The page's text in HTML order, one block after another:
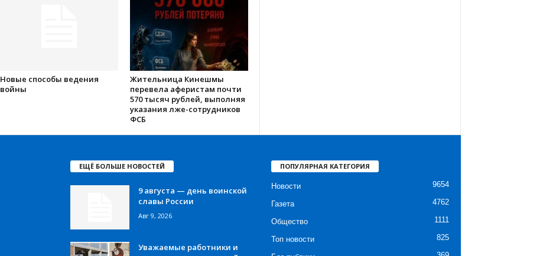
Новые способы ведения
войны
Жительница Кинешмы
перевела аферистам почти
570 тысяч рублей, выполняя
указания лже-сотрудников
ФСБ
ЕЩЁ БОЛЬШЕ НОВОСТЕЙ
9 августа — день воинской
славы России
Авг 9, 2026
Уважаемые работники и
ПОПУЛЯРНАЯ КАТЕГОРИЯ
Новости 9654
Газета 4762
Общество 1111
Топ новости 825